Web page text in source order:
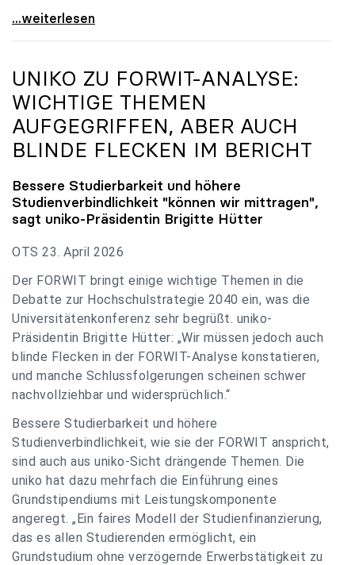
uniko zu Budgetverhandlungen: Universitäten sind
...weiterlesen
UNIKO ZU FORWIT-ANALYSE:
WICHTIGE THEMEN
AUFGEGRIFFEN, ABER AUCH
BLINDE FLECKEN IM BERICHT
Bessere Studierbarkeit und höhere
Studienverbindlichkeit "können wir mittragen",
sagt uniko-Präsidentin Brigitte Hütter
OTS 23. April 2026
Der FORWIT bringt einige wichtige Themen in die
Debatte zur Hochschulstrategie 2040 ein, was die
Universitätenkonferenz sehr begrüßt. uniko-
Präsidentin Brigitte Hütter: „Wir müssen jedoch auch
blinde Flecken in der FORWIT-Analyse konstatieren,
und manche Schlussfolgerungen scheinen schwer
nachvollziehbar und widersprüchlich.“
Bessere Studierbarkeit und höhere
Studienverbindlichkeit, wie sie der FORWIT anspricht,
sind auch aus uniko-Sicht drängende Themen. Die
uniko hat dazu mehrfach die Einführung eines
Grundstipendiums mit Leistungskomponente
angeregt. „Ein faires Modell der Studienfinanzierung,
das es allen Studierenden ermöglicht, ein
Grundstudium ohne verzögernde Erwerbstätigkeit zu